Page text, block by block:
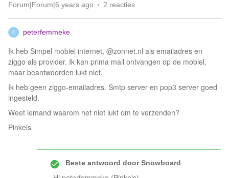
Forum|Forum|6 years ago 2 reacties
P peterfemmeke
Ik heb Simpel mobiel internet, @zonnet.nl als emailadres en
ziggo als provider. Ik kan prima mail ontvangen op de mobiel,
maar beantwoorden lukt niet.
Ik heb geen ziggo-emailadres. Smtp server en pop3 server goed
ingesteld.
Weet iemand waarom het niet lukt om te verzenden?
Pinkels
Beste antwoord doorSnowboard